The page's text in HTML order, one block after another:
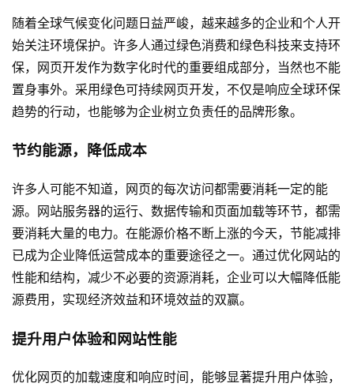
随着全球气候变化问题日益严峻，越来越多的企业和个人开
始关注环境保护。许多人通过绿色消费和绿色科技来支持环
保，网页开发作为数字化时代的重要组成部分，当然也不能
置身事外。采用绿色可持续网页开发，不仅是响应全球环保
趋势的行动，也能够为企业树立负责任的品牌形象。
节约能源，降低成本
许多人可能不知道，网页的每次访问都需要消耗一定的能
源。网站服务器的运行、数据传输和页面加载等环节，都需
要消耗大量的电力。在能源价格不断上涨的今天，节能减排
已成为企业降低运营成本的重要途径之一。通过优化网站的
性能和结构，减少不必要的资源消耗，企业可以大幅降低能
源费用，实现经济效益和环境效益的双赢。
提升用户体验和网站性能
优化网页的加载速度和响应时间，能够显著提升用户体验，